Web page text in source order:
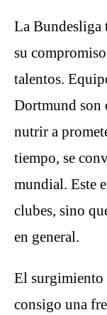
La Bundesliga
su
talentos.
Dortmund son
nutrir a
tiempo, se
mundial. Este
clubes, sino
en general.
El surgimiento
consigo una